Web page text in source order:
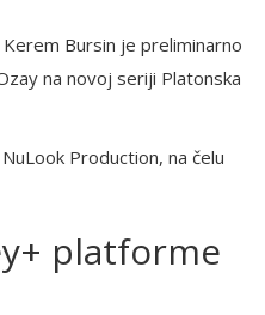
Bursin je preliminarno
na novoj seriji Platonska
Production, na čelu
platforme